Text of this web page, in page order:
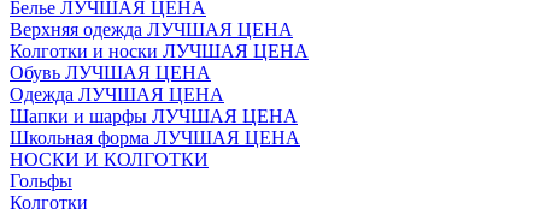
Белье ЛУЧШАЯ ЦЕНА
Верхняя одежда ЛУЧШАЯ ЦЕНА
Колготки и носки ЛУЧШАЯ ЦЕНА
Обувь ЛУЧШАЯ ЦЕНА
Одежда ЛУЧШАЯ ЦЕНА
Шапки и шарфы ЛУЧШАЯ ЦЕНА
Школьная форма ЛУЧШАЯ ЦЕНА
НОСКИ И КОЛГОТКИ
Гольфы
Колготки